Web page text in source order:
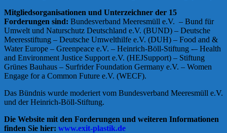
Mitgliedsorganisationen und Unterzeichner der 15
Forderungen sind: Bundesverband Meeresmüll e.V. – Bund für
Umwelt und Naturschutz Deutschland e.V. (BUND) – Deutsche
Meeresstiftung – Deutsche Umwelthilfe e.V. (DUH) – Food and &
Water Europe – Greenpeace e.V. – Heinrich-Böll-Stiftung -– Health
and Environment Justice Support e.V. (HEJSupport) – Stiftung
Grünes Bauhaus – Surfrider Foundation Germany e.V. – Women
Engage for a Common Future e.V. (WECF).
Das Bündnis wurde moderiert vom Bundesverband Meeresmüll e.V.
und der Heinrich-Böll-Stiftung.
Die Website mit den Forderungen und weiteren Informationen
finden Sie hier: www.exit-plastik.de